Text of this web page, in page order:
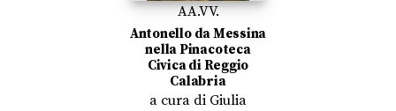
AA.VV.
Antonello da Messina
nella Pinacoteca
Civica di Reggio
Calabria
a cura di Giulia